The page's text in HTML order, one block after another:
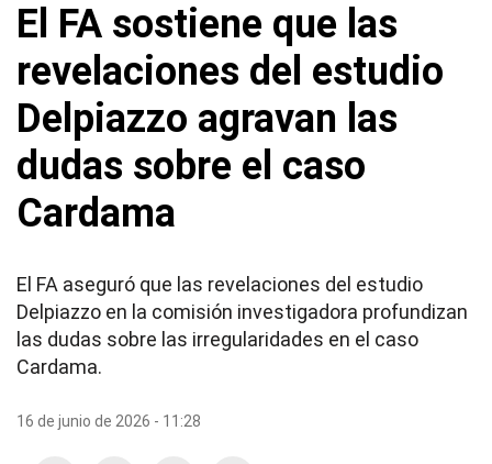
El FA sostiene que las
revelaciones del estudio
Delpiazzo agravan las
dudas sobre el caso
Cardama
El FA aseguró que las revelaciones del estudio
Delpiazzo en la comisión investigadora profundizan
las dudas sobre las irregularidades en el caso
Cardama.
16 de junio de 2026 - 11:28